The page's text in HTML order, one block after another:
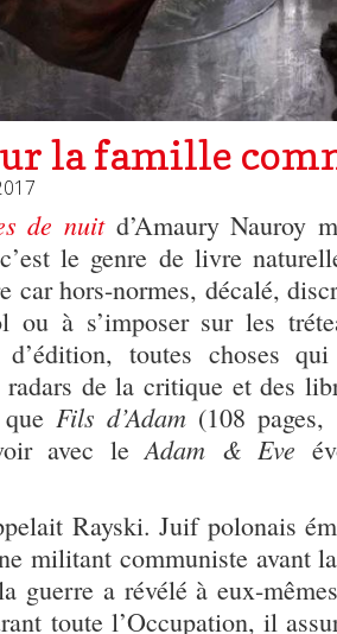
la famille
de nuit d’Amaury Nauroy
le genre de livre
car hors-normes, décalé,
ou à s’imposer sur les
toutes choses
radars de la critique et des
Fils d’Adam (108
avec le Adam & Eve
Rayski. Juif polonais
militant communiste avant
guerre a révélé à eux-
toute l’Occupation, il